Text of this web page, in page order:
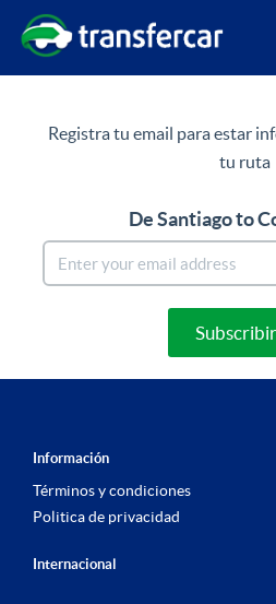
Registra tu email para estar
tu ruta
De Santiagoto
Información
Términos y condiciones
Politica de privacidad
Internacional